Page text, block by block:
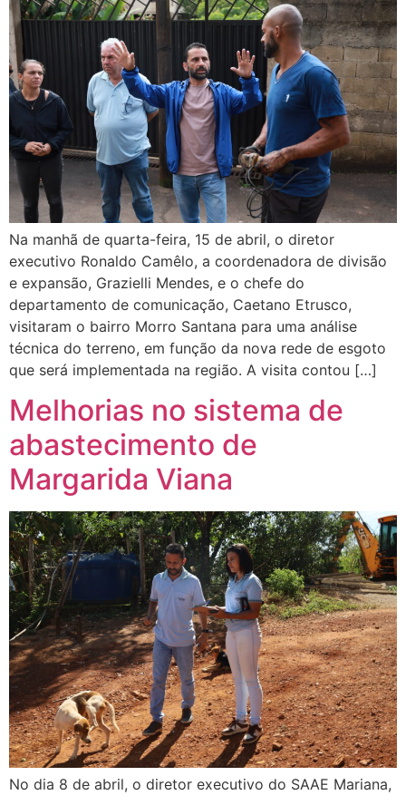
Na manhã de quarta-feira, 15 de abril, o diretor
executivo Ronaldo Camêlo, a coordenadora de divisão
e expansão, Grazielli Mendes, e o chefe do
departamento de comunicação, Caetano Etrusco,
visitaram o bairro Morro Santana para uma análise
técnica do terreno, em função da nova rede de esgoto
que será implementada na região. A visita contou […]
Melhorias no sistema de
abastecimento de
Margarida Viana
No dia 8 de abril, o diretor executivo do SAAE Mariana,